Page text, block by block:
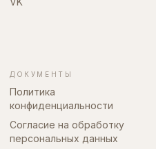
ДОКУМЕНТЫ
Политика
конфиденциальности
Согласие на обработку
персональных данных